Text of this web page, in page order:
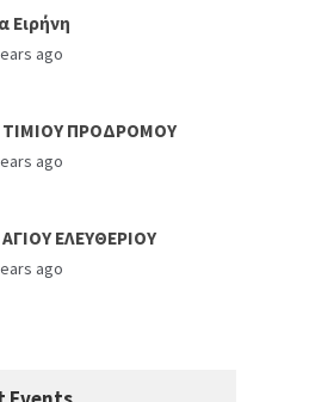
Ειρήνη
ago
ΤΙΜΙΟΥ ΠΡΟΔΡΟΜΟΥ
ago
ΑΓΙΟΥ ΕΛΕΥΘΕΡΙΟΥ
ago